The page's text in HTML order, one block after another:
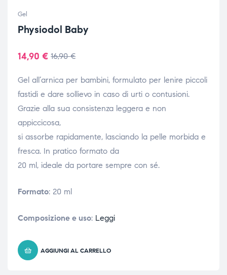
Gel
Physiodol Baby
16,90€
14,90 €
Gel all’arnica per bambini, formulato per lenire piccoli
fastidi e dare sollievo in caso di urti o contusioni.
Grazie alla sua consistenza leggera e non
appiccicosa,
si assorbe rapidamente, lasciando la pelle morbida e
fresca. In pratico formato da
20 ml, ideale da portare sempre con sé.
Formato: 20 ml
Composizione e uso: Leggi
AGGIUNGI AL CARRELLO